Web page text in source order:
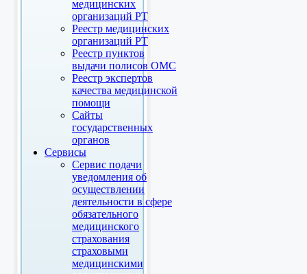
медицинских
организаций РТ
Реестр медицинских
организаций РТ
Реестр пунктов
выдачи полисов ОМС
Реестр экспертов
качества медицинской
помощи
Сайты
государственных
органов
Сервисы
Сервис подачи
уведомления об
осуществлении
деятельности в сфере
обязательного
медицинского
страхования
страховыми
медицинскими